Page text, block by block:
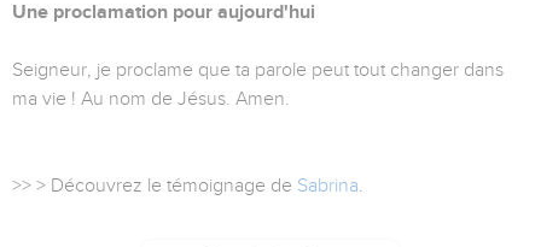
Une proclamation pour aujourd'hui
Seigneur, je proclame que ta parole peut tout changer dans
ma vie ! Au nom de Jésus. Amen.
>> > Découvrez le témoignage de Sabrina.